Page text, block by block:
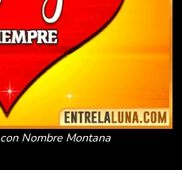
Nombre Montana